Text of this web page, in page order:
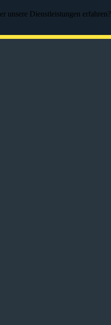
unsere Dienstleistungen erfahren?